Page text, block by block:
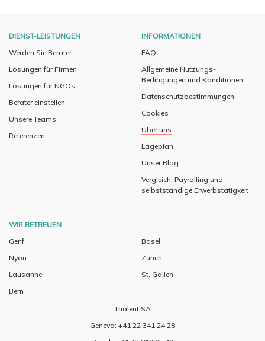
DIENST-LEISTUNGEN
Werden Sie Berater
Lösungen für Firmen
Lösungen für NGOs
Berater einstellen
Unsere Teams
Referenzen
INFORMATIONEN
FAQ
Allgemeine Nutzungs-
Bedingungen und Konditionen
Datenschutzbestimmungen
Cookies
Über uns
Lageplan
Unser Blog
Vergleich: Payrolling und
selbstständige Erwerbstätigkeit
WIR BETREUEN
Genf
Nyon
Lausanne
Bern
Basel
Zürich
St. Gallen
Thalent SA
Geneva: +41 22 341 24 28